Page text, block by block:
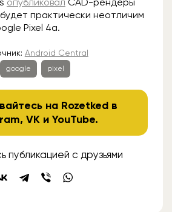
практически неотличим
Pixel 4a.
Android Central
google pixel
на Rozetked в
,VK иYouTube.
публикацией с друзьями